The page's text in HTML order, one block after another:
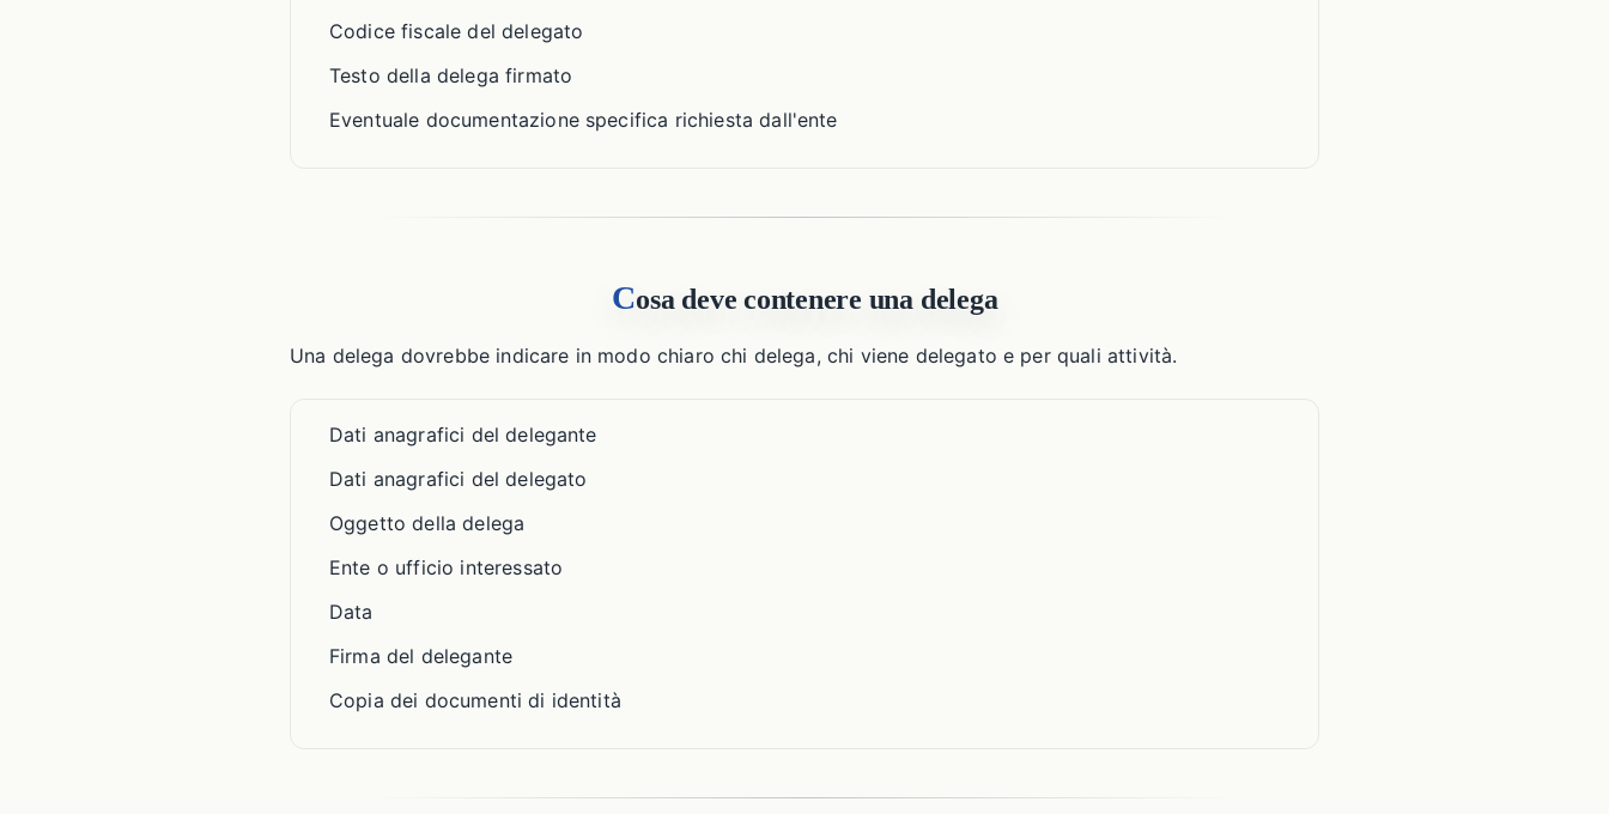
Codice fiscale del delegato
Testo della delega firmato
Eventuale documentazione specifica richiesta dall'ente
Cosa deve contenere una delega
Una delega dovrebbe indicare in modo chiaro chi delega, chi viene delegato e per quali attività.
Dati anagrafici del delegante
Dati anagrafici del delegato
Oggetto della delega
Ente o ufficio interessato
Data
Firma del delegante
Copia dei documenti di identità